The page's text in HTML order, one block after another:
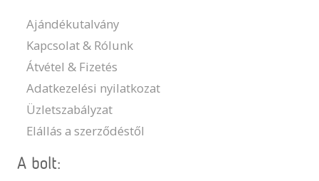
Ajándékutalvány
Kapcsolat & Rólunk
Átvétel & Fizetés
Adatkezelési nyilatkozat
Üzletszabályzat
Elállás a szerződéstől
A bolt: